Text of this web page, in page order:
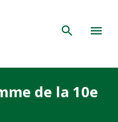
de la 10e